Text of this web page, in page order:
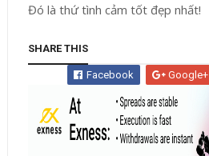
Đó là thứ tình cảm tốt đẹp nhất!
SHARE THIS
Facebook Google+